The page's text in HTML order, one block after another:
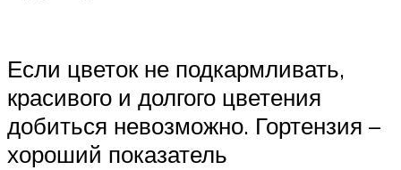
Если цветок не подкармливать,
красивого и долгого цветения
добиться невозможно. Гортензия –
хороший показатель